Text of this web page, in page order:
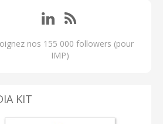
nos 155 000 followers (pour
IMP)
KIT